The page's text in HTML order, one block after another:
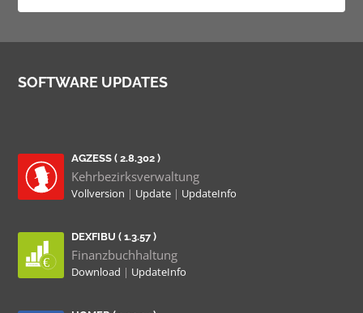
SOFTWARE UPDATES
AGZESS ( 2.8.302 )
Kehrbezirksverwaltung
Vollversion | Update | UpdateInfo
DEXFIBU ( 1.3.57 )
Finanzbuchhaltung
Download | UpdateInfo